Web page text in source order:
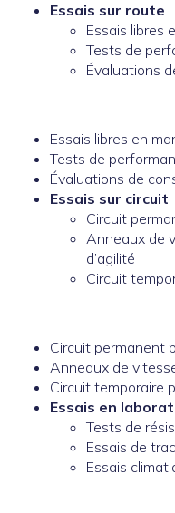
Essais sur route
Essais libres
Tests de
Évaluations
Essais libres en
Tests de
Évaluations de
Essais sur circuit
Circuit
Anneaux de
d’agilité
Circuit
Circuit permanent
Anneaux de
Circuit temporaire
Essais en
Tests de
Essais de
Essais